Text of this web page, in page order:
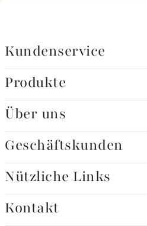
Kundenservice
Produkte
Über uns
Geschäftskunden
Nützliche Links
Kontakt